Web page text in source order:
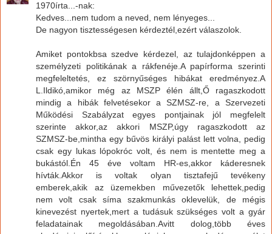
1970írta...-nak:
Kedves...nem tudom a neved, nem lényeges...
De nagyon tisztességesen kérdeztél,ezért válaszolok.
Amiket pontokbsa szedve kérdezel, az tulajdonképpen a
személyzeti politikának a rákfenéje.A papírforma szerinti
megfeleltetés, ez szörnyűséges hibákat eredményez.A
L.Ildikó,amikor még az MSZP élén állt,Ő ragaszkodott
mindig a hibák felvetésekor a SZMSZ-re, a Szervezeti
Működési Szabályzat egyes pontjainak jól megfelelt
szerinte akkor,az akkori MSZP,úgy ragaszkodott az
SZMSZ-be,mintha egy bűvös királyi palást lett volna, pedig
csak egy lukas lópokróc volt, és nem is mentette meg a
bukástól.Én 45 éve voltam HR-es,akkor káderesnek
hívták.Akkor is voltak olyan tisztafejű tevékeny
emberek,akik az üzemekben művezetők lehettek,pedig
nem volt csak síma szakmunkás oklevelük, de mégis
kinevezést nyertek,mert a tudásuk szükséges volt a gyár
feladatainak megoldásában.Avitt dolog,több éves